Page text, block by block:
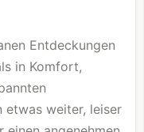
Entdeckungen
in Komfort,
etwas weiter, leiser